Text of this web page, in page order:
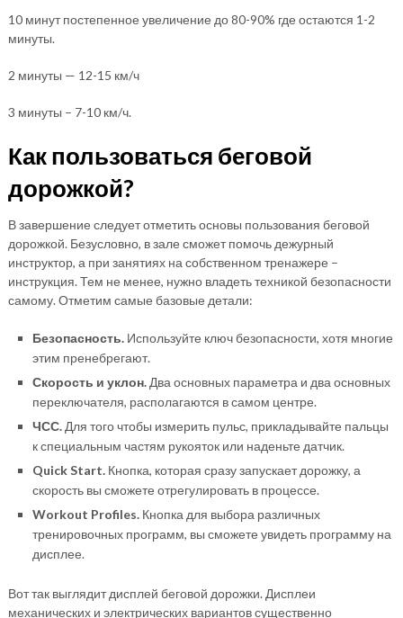
10 минут постепенное увеличение до 80-90% где остаются 1-2
минуты.
2 минуты — 12-15 км/ч
3 минуты – 7-10 км/ч.
Как пользоваться беговой
дорожкой?
В завершение следует отметить основы пользования беговой
дорожкой. Безусловно, в зале сможет помочь дежурный
инструктор, а при занятиях на собственном тренажере –
инструкция. Тем не менее, нужно владеть техникой безопасности
самому. Отметим самые базовые детали:
Безопасность.Используйте ключ безопасности, хотя многие
этим пренебрегают.
Скорость и уклон.Два основных параметра и два основных
переключателя, располагаются в самом центре.
ЧСС.Для того чтобы измерить пульс, прикладывайте пальцы
к специальным частям рукояток или наденьте датчик.
Quick Start.Кнопка, которая сразу запускает дорожку, а
скорость вы сможете отрегулировать в процессе.
Workout Profiles.Кнопка для выбора различных
тренировочных программ, вы сможете увидеть программу на
дисплее.
Вот так выглядит дисплей беговой дорожки. Дисплеи
механических и электрических вариантов существенно